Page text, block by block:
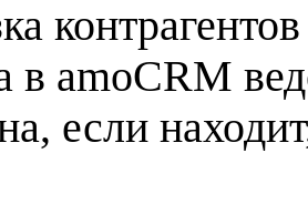
в amoCRM
если